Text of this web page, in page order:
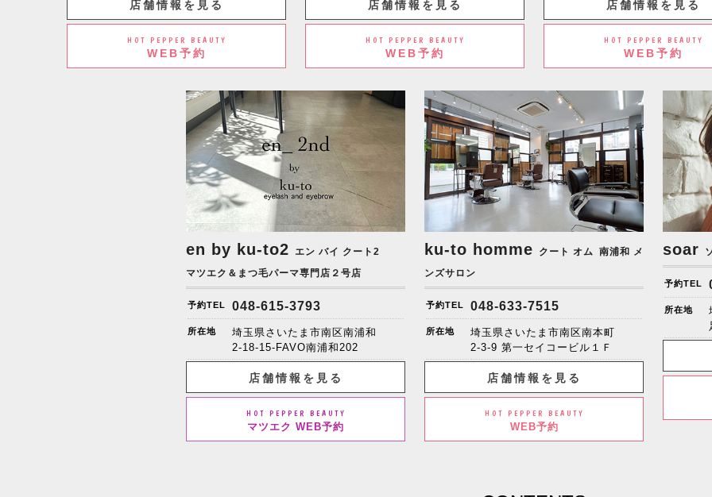
店舗情報を見る
HOT PEPPER BEAUTY
WEB予約
店舗情報を見る
HOT PEPPER BEAUTY
WEB予約
店舗情報を見る
HOT PEPPER BEAUTY
WEB予約
en by ku-to2
エン バイ クート2
マツエク＆まつ毛パーマ専門店２号店
予約TEL 048-615-3793
所在地
埼玉県さいたま市南区南浦和
2-18-15-FAVO南浦和202
店舗情報を見る
HOT PEPPER BEAUTY
マツエク WEB予約
ku-to homme クート オム 南浦和 メ
ンズサロン
予約TEL 048-633-7515
所在地
埼玉県さいたま市南区南本町
2-3-9 第一セイコービル１Ｆ
店舗情報を見る
HOT PEPPER BEAUTY
WEB予約
soar
予約TEL
所在地